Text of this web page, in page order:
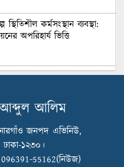
স্থিতিশীল কর্মসংস্থান ব্যবস্থা:
অপরিহার্য ভিত্তি
ভাঙার সুযোগ: মার্কিন বাজারে
Texstream
Rewards Best Workers–
আলিম
জনপদ এভিনিউ,
ঢাকা-১২৩০।
55162(নিউজ)